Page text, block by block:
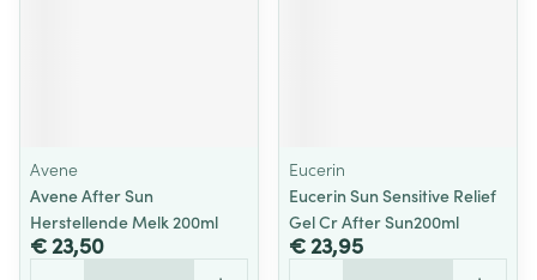
Avene
Avene After Sun
Herstellende Melk 200ml
€ 23,50
Eucerin
Eucerin Sun Sensitive Relief
Gel Cr After Sun200ml
€ 23,95